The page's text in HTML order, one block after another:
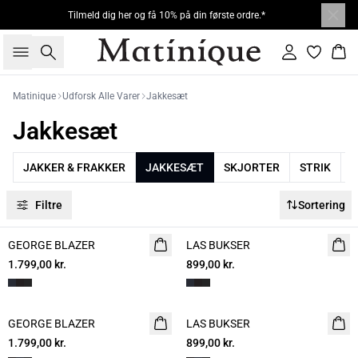
Tilmeld dig her og få 10% på din første ordre.*
Søg Log ind
Matinique Udforsk Alle Varer Jakkesæt
Jakkesæt
JAKKER & FRAKKER JAKKESÆT SKJORTER STRIK
Filtre Sortering
GEORGE BLAZER
1.799,00 kr.
LAS BUKSER
899,00 kr.
GEORGE BLAZER
1.799,00 kr.
LAS BUKSER
899,00 kr.